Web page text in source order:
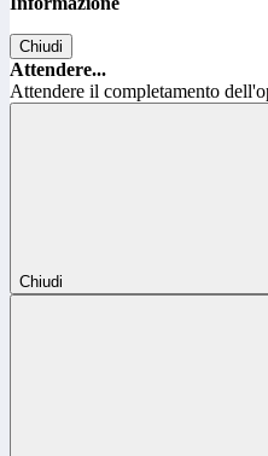
Chiudi
Attendere...
Attendere il completamento
Chiudi